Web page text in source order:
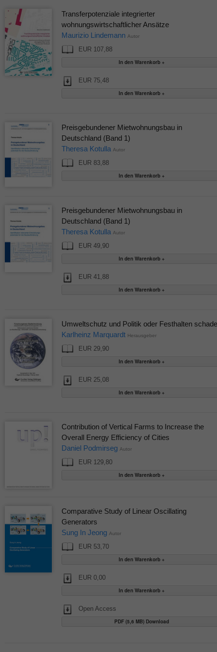
Transferpotenziale integrierter
wohnungswirtschaftlicher Ansätze
Maurizio Lindemann Autor
EUR 107,88
EUR 75,48
Preisgebundener Mietwohnungsbau in
Deutschland (Band 1)
Theresa Kotulla Autor
EUR 83,88
Preisgebundener Mietwohnungsbau in
Deutschland (Band 1)
Theresa Kotulla Autor
EUR 49,90
EUR 41,88
Umweltschutz und Politik oder Festhalten
Karlheinz Marquardt Herausgeber
EUR 29,90
EUR 25,08
Contribution of Vertical Farms to Increase the
Overall Energy Efficiency of Cities
Daniel Podmirseg Autor
EUR 129,80
Comparative Study of Linear Oscillating
Generators
Sung In Jeong Autor
EUR 53,70
EUR 0,00
Open Access
PDF (5,6 MB) Download